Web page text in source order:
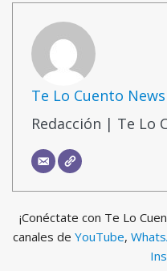
Te Lo Cuento News
Redacción | Te Lo
¡Conéctate con Te Lo
canales de YouTube,